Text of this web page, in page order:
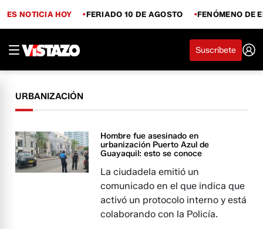
ES NOTICIA HOY FERIADO 10 DE AGOSTO FENÓMENO DE
Suscríbete
URBANIZACIÓN
Hombre fue asesinado en
urbanización Puerto Azul de
Guayaquil: esto se conoce
La ciudadela emitió un
comunicado en el que indica que
activó un protocolo interno y está
colaborando con la Policía.